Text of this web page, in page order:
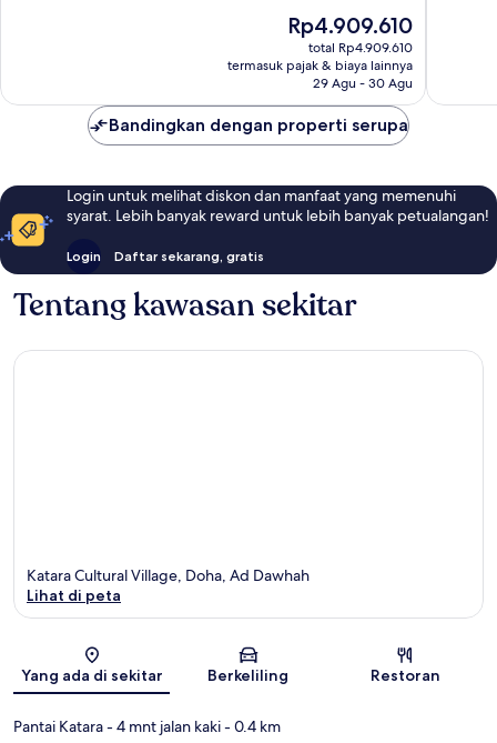
Harga
sekarang
Rp4.909.610
Rp4.909.610
total Rp4.909.610
termasuk pajak & biaya lainnya
29 Agu - 30 Agu
Bandingkan dengan properti serupa
Login untuk melihat diskon dan manfaat yang memenuhi
syarat. Lebih banyak reward untuk lebih banyak petualangan!
Login Daftar sekarang, gratis
Tentang kawasan sekitar
Peta
Katara Cultural Village, Doha, Ad Dawhah
Lihat di peta
Yang ada di sekitar Berkeliling Restoran
Pantai Katara- 4 mnt jalan kaki- 0.4 km